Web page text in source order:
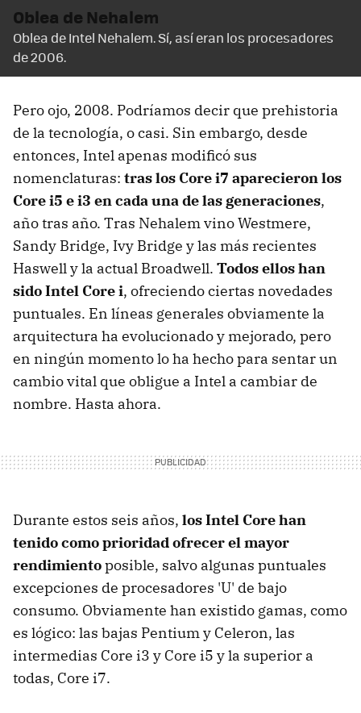
Oblea de Nehalem
Oblea de Intel Nehalem. Sí, así eran los procesadores
de 2006.
Pero ojo, 2008. Podríamos decir que prehistoria
de la tecnología, o casi. Sin embargo, desde
entonces, Intel apenas modificó sus
nomenclaturas: tras los Core i7 aparecieron los
Core i5 e i3 en cada una de las generaciones,
año tras año. Tras Nehalem vino Westmere,
Sandy Bridge, Ivy Bridge y las más recientes
Haswell y la actual Broadwell. Todos ellos han
sido Intel Core i, ofreciendo ciertas novedades
puntuales. En líneas generales obviamente la
arquitectura ha evolucionado y mejorado, pero
en ningún momento lo ha hecho para sentar un
cambio vital que obligue a Intel a cambiar de
nombre. Hasta ahora.
Durante estos seis años, los Intel Core han
tenido como prioridad ofrecer el mayor
rendimientoposible, salvo algunas puntuales
excepciones de procesadores 'U' de bajo
consumo. Obviamente han existido gamas, como
es lógico: las bajas Pentium y Celeron, las
intermedias Core i3 y Core i5 y la superior a
todas, Core i7.